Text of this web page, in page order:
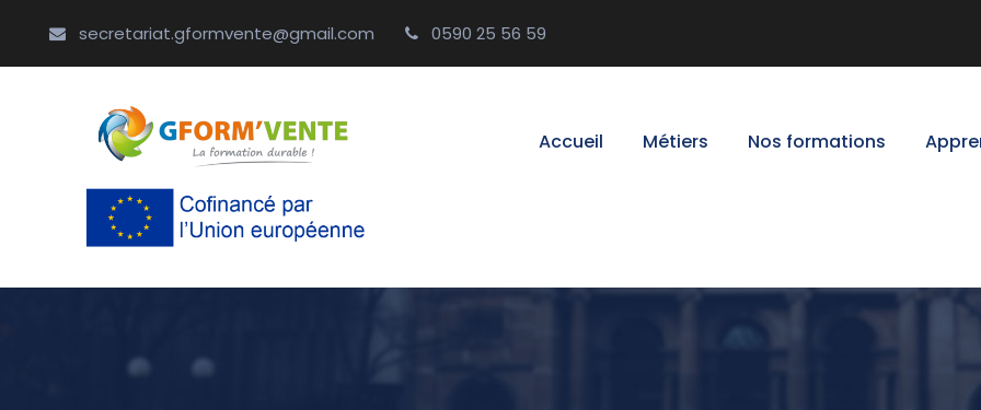
secretariat.gformvente@gmail.com 0590 25 56 59
Accueil Métiers Nos formations